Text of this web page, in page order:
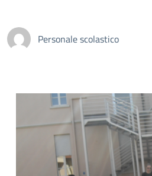
Personale scolastico